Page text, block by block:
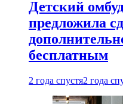
Детский
предложила
бесплатным
2 года спустя2 года